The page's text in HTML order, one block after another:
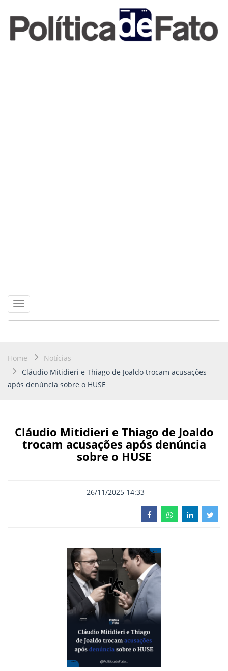
Toggle
navigation
Home
Notícias
Cláudio Mitidieri e Thiago de Joaldo trocam acusações
após denúncia sobre o HUSE
Cláudio Mitidieri e Thiago de Joaldo
trocam acusações após denúncia
sobre o HUSE
26/11/2025 14:33